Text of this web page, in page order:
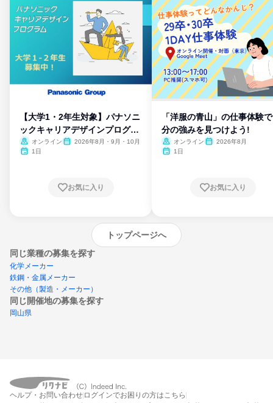
【大学1・2年生対象】パナソニ
ックキャリアデザインプログラ
ム
オンライン
2026年8月・9月・10月
1日
お気に入り
「洋服の青山」の仕事体験
分の強みを見つけよう!
オンライン
2026年8月
1日
お気に入り
トップページへ
同じ業種の募集を探す
化学メーカー
鉄鋼・金属メーカー
その他（製造・メーカー）
同じ開催地の募集を探す
岡山県
エントリーするとプログラムの詳細案内を
受け取れるようになります
ヘルプ・お問い合わせ ログインでお困りの方はこちら